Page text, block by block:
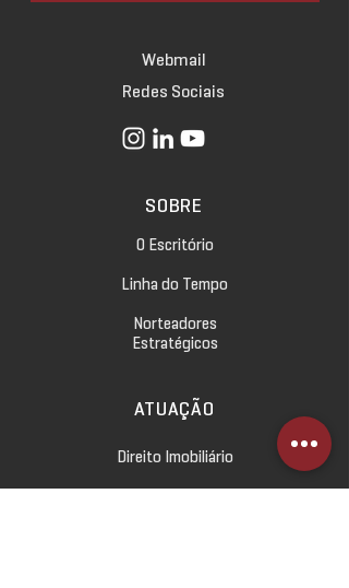
Webmail
Redes Sociais
SOBRE
O Escritório
Linha do Tempo
Norteadores
Estratégicos
ATUAÇÃO
Direito Imobiliário